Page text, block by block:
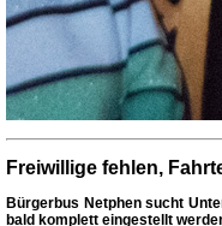
Freiwillige fehlen,
Bürgerbus Netphen sucht
bald komplett eingestellt